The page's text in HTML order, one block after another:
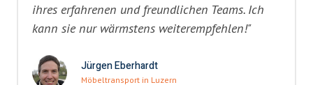
ihres erfahrenen und freundlichen Teams. Ich
kann sie nur wärmstens weiterempfehlen!"
Jürgen Eberhardt
Möbeltransport in Luzern